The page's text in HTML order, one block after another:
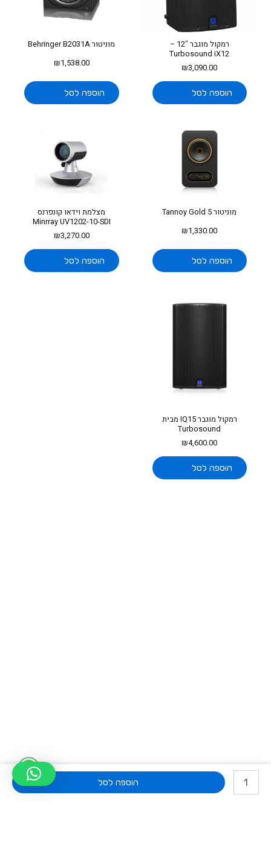
רמקול מוגבר 12″ –
Turbosound iX12
₪3,090.00
הוספה לסל
מוניטור Behringer B2031A
₪1,538.00
הוספה לסל
מוניטור Tannoy Gold 5
₪1,330.00
הוספה לסל
מצלמת וידאו קונפרנס
Minrray UV1202-10-SDI
₪3,270.00
הוספה לסל
רמקול מוגבר IQ15 מבית
Turbosound
₪4,600.00
הוספה לסל
W
h
כמות
אוזניות
הוספה לסל